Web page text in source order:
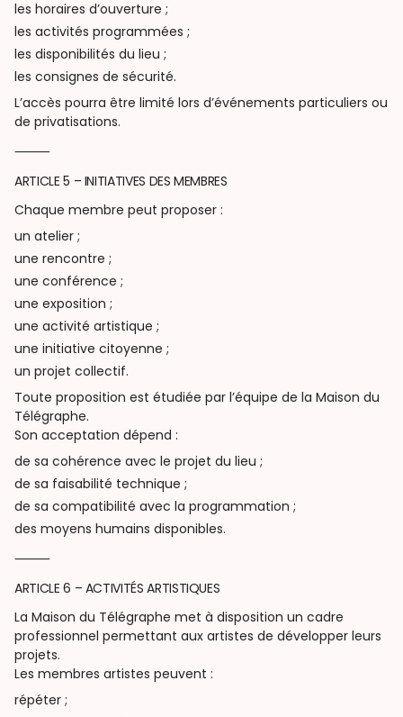
les horaires d’ouverture ;
les activités programmées ;
les disponibilités du lieu ;
les consignes de sécurité.
L’accès pourra être limité lors d’événements particuliers ou
de privatisations.
⸻
ARTICLE 5 – INITIATIVES DES MEMBRES
Chaque membre peut proposer :
un atelier ;
une rencontre ;
une conférence ;
une exposition ;
une activité artistique ;
une initiative citoyenne ;
un projet collectif.
Toute proposition est étudiée par l’équipe de la Maison du
Télégraphe.
Son acceptation dépend :
de sa cohérence avec le projet du lieu ;
de sa faisabilité technique ;
de sa compatibilité avec la programmation ;
des moyens humains disponibles.
⸻
ARTICLE 6 – ACTIVITÉS ARTISTIQUES
La Maison du Télégraphe met à disposition un cadre
professionnel permettant aux artistes de développer leurs
projets.
Les membres artistes peuvent :
répéter ;